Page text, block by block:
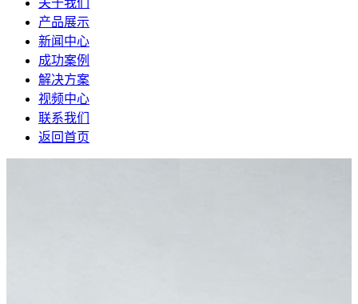
关于我们
产品展示
新闻中心
成功案例
解决方案
视频中心
联系我们
返回首页